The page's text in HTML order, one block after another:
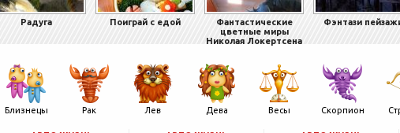
Радуга Поиграй с едой
Фантастические
цветные миры
Николая Локертсена
Фэнтази
Близнецы Рак Лев Дева Весы Скорпион